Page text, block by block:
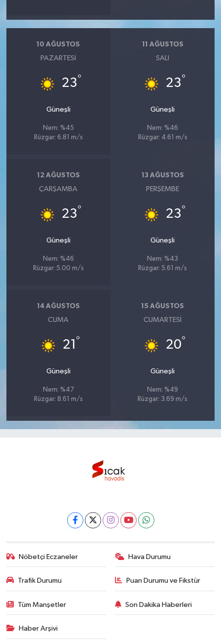
10 AĞUSTOS
PAZARTESI
23°
Güneşli
Nem: %45
Rüzgar: 6.81 m/s
11 AĞUSTOS
SALI
23°
Güneşli
Nem: %46
Rüzgar: 4.61 m/s
12 AĞUSTOS
ÇARŞAMBA
23°
Güneşli
Nem: %46
Rüzgar: 5.00 m/s
13 AĞUSTOS
PERŞEMBE
23°
Güneşli
Nem: %43
Rüzgar: 5.61 m/s
14 AĞUSTOS
CUMA
21 °
Güneşli
Nem: %47
Rüzgar: 8.61 m/s
15 AĞUSTOS
CUMARTESI
20°
Güneşli
Nem: %49
Rüzgar: 3.69 m/s
Nöbetçi Eczaneler Hava Durumu
Trafik Durumu Puan Durumu ve Fikstür
Tüm Manşetler Son Dakika Haberleri
Haber Arşivi